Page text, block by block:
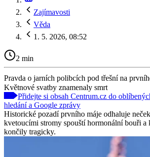
Zajímavosti
Věda
1. 5. 2026, 08:52
2 min
Pravda o jarních polibcích pod třešní na
Květnové svatby znamenaly smrt
Přidejte si obsah Centrum.cz do
hledání a Google zprávy
Historické pozadí prvního máje odhaluje
kvetoucími stromy spouští hormonální bouři a
končily tragicky.